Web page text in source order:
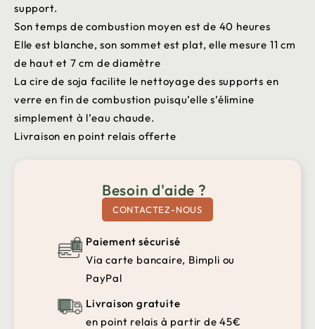
support.
Son temps de combustion moyen est de 40 heures
Elle est blanche, son sommet est plat, elle mesure 11 cm
de haut et 7 cm de diamètre
La cire de soja facilite le nettoyage des supports en
verre en fin de combustion puisqu’elle s’élimine
simplement à l’eau chaude.
Livraison en point relais offerte
Besoin d'aide ?
CONTACTEZ-NOUS
Paiement sécurisé
Via carte bancaire, Bimpli ou
PayPal
Livraison gratuite
en point relais à partir de 45€